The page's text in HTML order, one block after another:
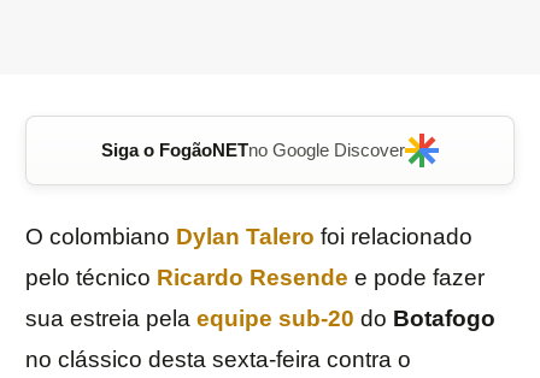
Siga o FogãoNETno Google Discover
O colombiano Dylan Talero foi relacionado
pelo técnico Ricardo Resende e pode fazer
sua estreia pela equipe sub-20 do Botafogo
no clássico desta sexta-feira contra o